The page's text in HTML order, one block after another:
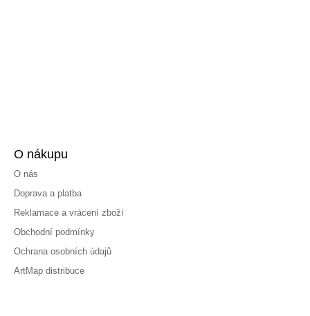
O nákupu
O nás
Doprava a platba
Reklamace a vrácení zboží
Obchodní podmínky
Ochrana osobních údajů
ArtMap distribuce